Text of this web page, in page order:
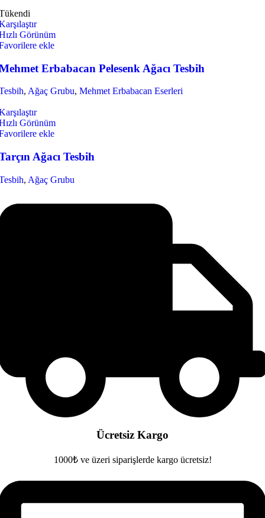
Görünüm
ekle
Erbabacan Pelesenk Ağacı Tesbih
, Ağaç Grubu, Mehmet Erbabacan Eserleri
Görünüm
ekle
Ağacı Tesbih
, Ağaç Grubu
Ücretsiz Kargo
1000₺ ve üzeri siparişlerde kargo ücretsiz!